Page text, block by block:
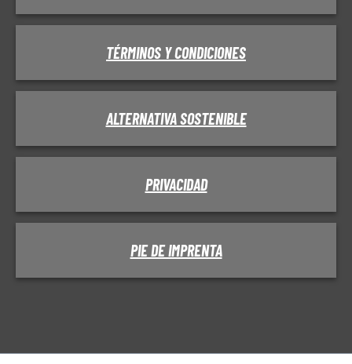
TÉRMINOS Y CONDICIONES
ALTERNATIVA SOSTENIBLE
PRIVACIDAD
PIE DE IMPRENTA